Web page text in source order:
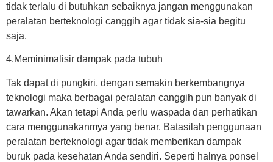
tidak terlalu di butuhkan sebaiknya jangan menggunakan
peralatan berteknologi canggih agar tidak sia-sia begitu
saja.
4.Meminimalisir dampak pada tubuh
Tak dapat di pungkiri, dengan semakin berkembangnya
teknologi maka berbagai peralatan canggih pun banyak di
tawarkan. Akan tetapi Anda perlu waspada dan perhatikan
cara menggunakanmya yang benar. Batasilah penggunaan
peralatan berteknologi agar tidak memberikan dampak
buruk pada kesehatan Anda sendiri. Seperti halnya ponsel